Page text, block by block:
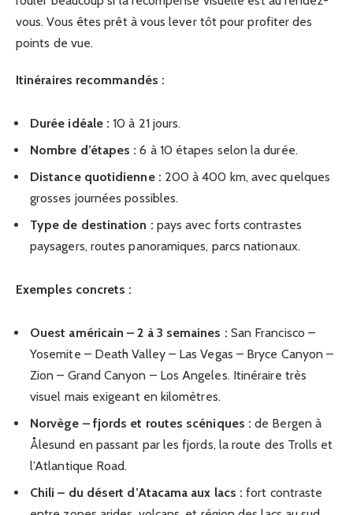
vous. Vous êtes prêt à vous lever tôt pour profiter des
points de vue.
Itinéraires recommandés :
Durée idéale : 10 à 21 jours.
Nombre d’étapes : 6 à 10 étapes selon la durée.
Distance quotidienne : 200 à 400 km, avec quelques
grosses journées possibles.
Type de destination : pays avec forts contrastes
paysagers, routes panoramiques, parcs nationaux.
Exemples concrets :
Ouest américain – 2 à 3 semaines : San Francisco –
Yosemite – Death Valley – Las Vegas – Bryce Canyon –
Zion – Grand Canyon – Los Angeles. Itinéraire très
visuel mais exigeant en kilomètres.
Norvège – fjords et routes scéniques : de Bergen à
Ålesund en passant par les fjords, la route des Trolls et
l’Atlantique Road.
Chili – du désert d’Atacama aux lacs : fort contraste